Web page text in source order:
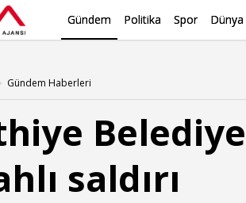
Gündem Politika Spor Dünya
Gündem Haberleri
saldırı